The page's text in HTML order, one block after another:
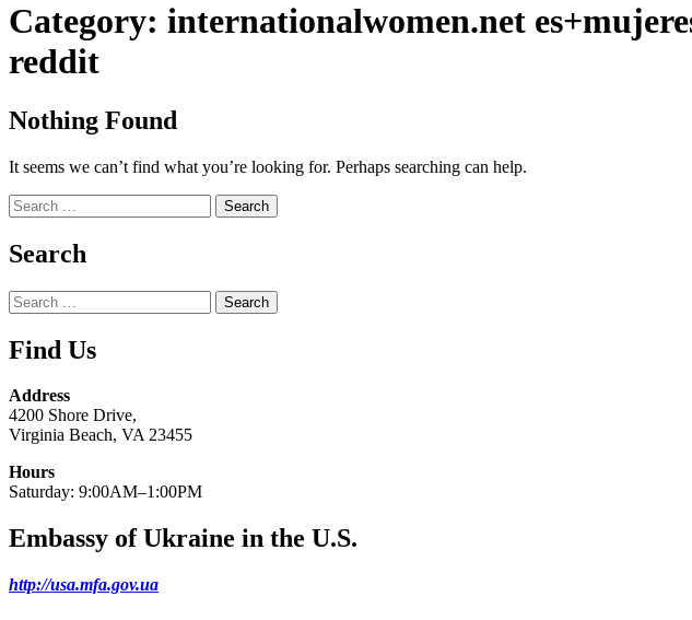
Category: internationalwomen.net
reddit
Nothing Found
It seems we can’t find what you’re looking for. Perhaps searching can help.
Search
for:
Search
Search
for:
Find Us
Address
4200 Shore Drive,
Virginia Beach, VA 23455
Hours
Saturday: 9:00AM–1:00PM
Embassy of Ukraine in the U.S.
http://usa.mfa.gov.ua